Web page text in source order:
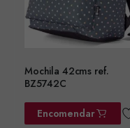
Mochila 42cms ref.
BZ5742C
Encomendar